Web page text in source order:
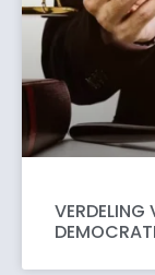
VERDELING